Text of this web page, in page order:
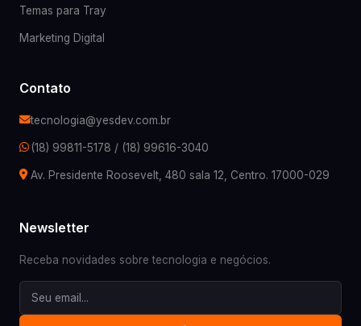
Temas para Tray
Marketing Digital
Contato
tecnologia@yesdev.com.br
(18) 99811-5178 / (18) 99616-3040
Av. Presidente Roosevelt, 480 sala 12, Centro. 17000-029
Newsletter
Receba novidades sobre tecnologia e negócios.